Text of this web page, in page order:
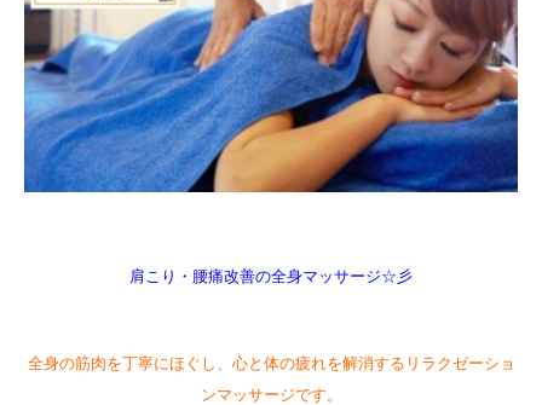
肩こり・腰痛改善の全身マッサージ☆彡
全身の筋肉を丁寧にほぐし、心と体の疲れを解消するリラクゼーショ
ンマッサージです。